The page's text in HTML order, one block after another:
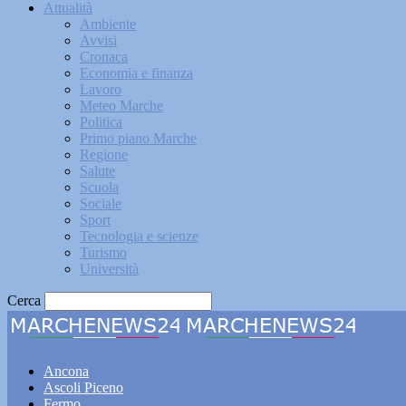
Attualità
Ambiente
Avvisi
Cronaca
Economia e finanza
Lavoro
Meteo Marche
Politica
Primo piano Marche
Regione
Salute
Scuola
Sociale
Sport
Tecnologia e scienze
Turismo
Università
Cerca
Ancona
Ascoli Piceno